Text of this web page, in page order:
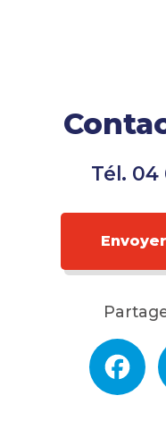
Tél. 04